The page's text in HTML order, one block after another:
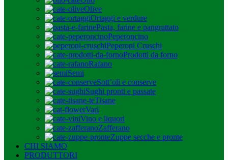
Olive
Ortaggi e verdure
Pasta, farine e pangrattato
Peperoncino
Peperoni Cruschi
Prodotti da forno
Rafano
Semi
Sott’oli e conserve
Sughi pronti e passate
Tisane
Vari
Vino e liquori
Zafferano
Zuppe secche e pronte
CHI SIAMO
PRODUTTORI